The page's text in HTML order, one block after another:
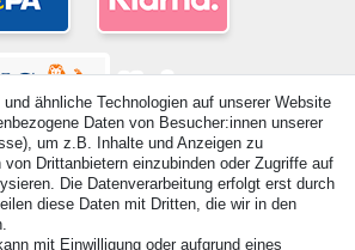
| Alle Rechte vorbehalten. - Alle Rechte
ähnliche Technologien auf unserer Website
Daten von Besucher:innen unserer
um z.B. Inhalte und Anzeigen zu
Drittanbietern einzubinden oder Zugriffe auf
Die Datenverarbeitung erfolgt erst durch
diese Daten mit Dritten, die wir in den
mit Einwilligung oder aufgrund eines